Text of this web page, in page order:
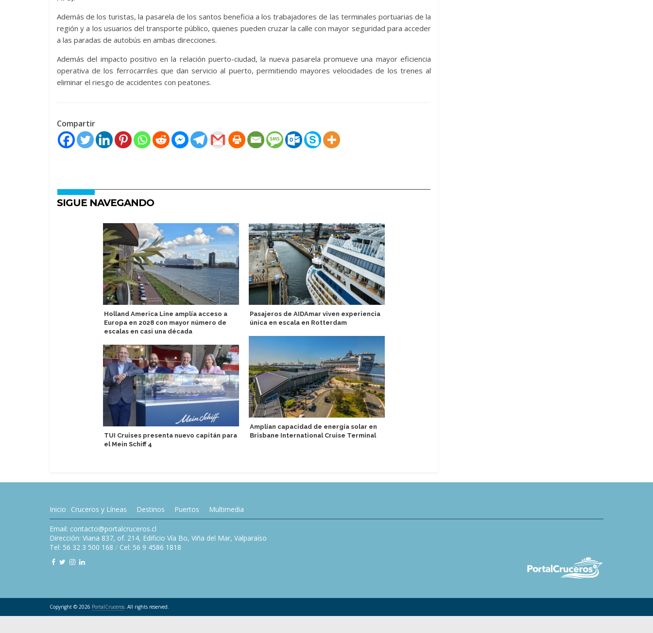
Además de los turistas, la pasarela de los santos beneficia a los trabajadores de las terminales portuarias de la
región y a los usuarios del transporte público, quienes pueden cruzar la calle con mayor seguridad para acceder
a las paradas de autobús en ambas direcciones.
Además del impacto positivo en la relación puerto-ciudad, la nueva pasarela promueve una mayor eficiencia
operativa de los ferrocarriles que dan servicio al puerto, permitiendo mayores velocidades de los trenes al
eliminar el riesgo de accidentes con peatones.
Compartir
SIGUE NAVEGANDO
Holland America Line amplía acceso a
Europa en 2028 con mayor número de
escalas en casi una década
TUI Cruises presenta nuevo capitán para
el Mein Schiff 4
Pasajeros de AIDAmar viven experiencia
única en escala en Rotterdam
Amplían capacidad de energía solar en
Brisbane International Cruise Terminal
Inicio Cruceros y Líneas Destinos Puertos Multimedia
Email: contacto@portalcruceros.cl
Dirección: Viana 837, of. 214, Edificio Vía Bo, Viña del Mar, Valparaíso
Tel: 56 32 3 500 168 / Cel: 56 9 4586 1818
Copyright © 2026 PortalCruceros. All rights reserved.